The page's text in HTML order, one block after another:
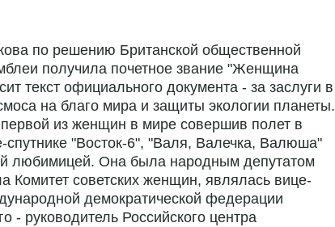
по решению Британской общественной
получила почетное звание "Женщина
текст официального документа - за заслуги в
на благо мира и защиты экологии планеты.
из женщин в мире совершив полет в
спутнике "Восток-6", "Валя, Валечка, Валюша"
любимицей. Она была народным депутатом
Комитет советских женщин, являлась вице-
демократической федерации
- руководитель Российского центра